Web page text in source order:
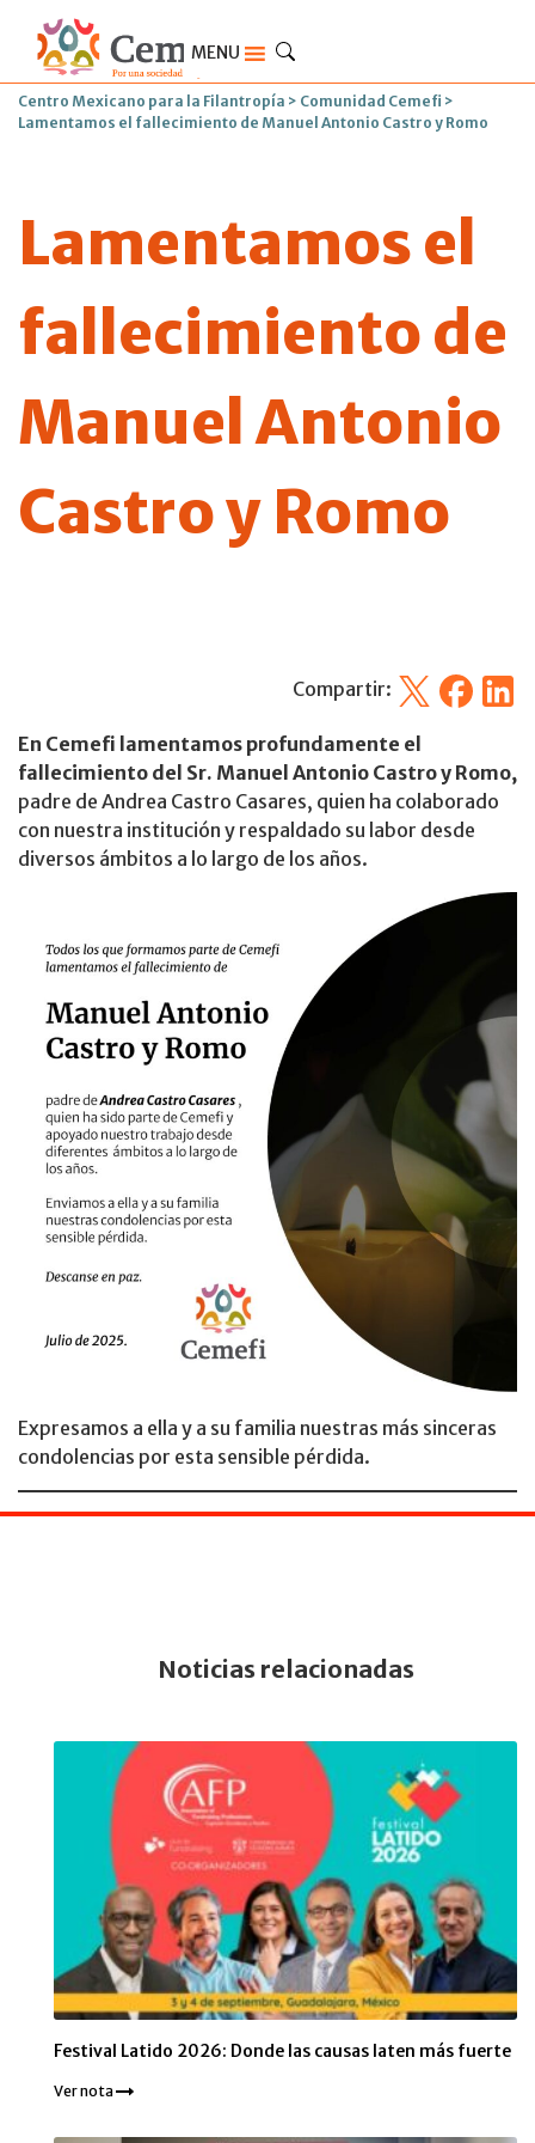
MENU
Centro Mexicano para la Filantropía > Comunidad Cemefi >
Lamentamos el fallecimiento de Manuel Antonio Castro y Romo
Lamentamos el
fallecimiento de
Manuel Antonio
Castro y Romo
Compartir: X Facebook
En Cemefi lamentamos profundamente el
fallecimiento del Sr. Manuel Antonio Castro y Romo,
padre de Andrea Castro Casares, quien ha colaborado
con nuestra institución y respaldado su labor desde
diversos ámbitos a lo largo de los años.
Expresamos a ella y a su familia nuestras más sinceras
condolencias por esta sensible pérdida.
Noticias relacionadas
Festival Latido 2026: Donde las causas laten más fuerte
Ver nota